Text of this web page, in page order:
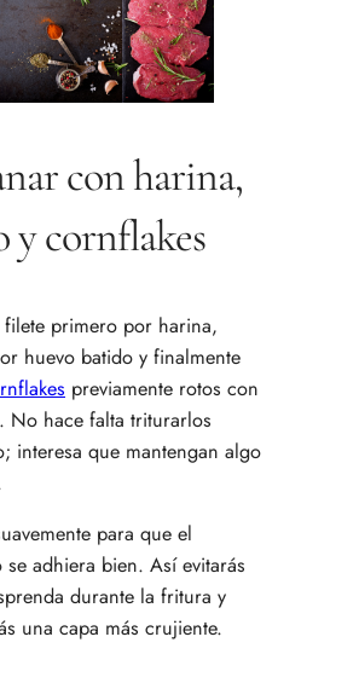
con harina,
y cornflakes
filete primero por harina,
huevo batido y finalmente
previamente rotos con
No hace falta triturarlos
interesa que mantengan algo
para que el
se adhiera bien. Así evitarás
durante la fritura y
una capa más crujiente.